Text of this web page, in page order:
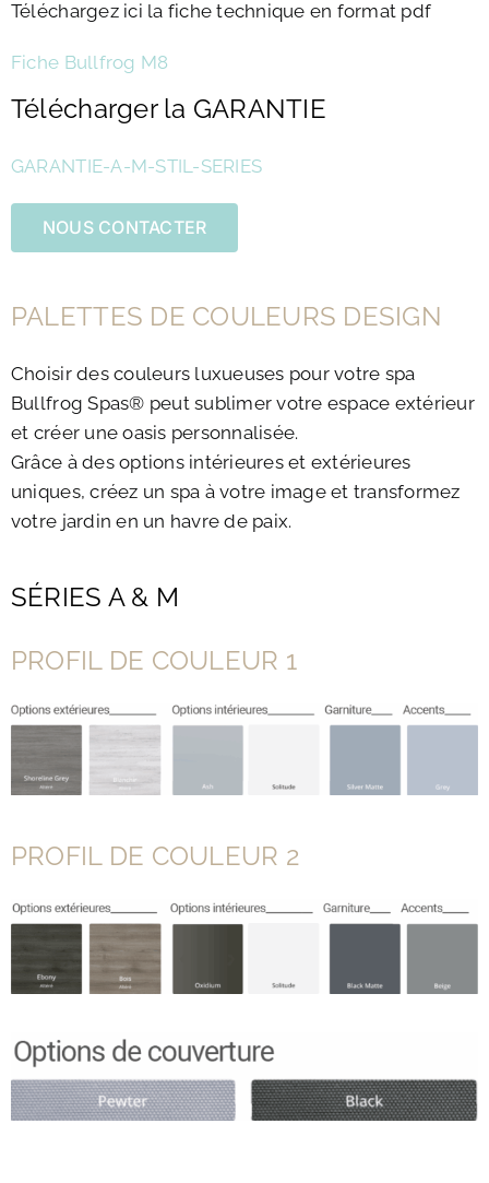
Téléchargez ici la fiche technique en format pdf
Fiche Bullfrog M8
Télécharger la GARANTIE
GARANTIE-A-M-STIL-SERIES
NOUS CONTACTER
PALETTES DE COULEURS DESIGN
Choisir des couleurs luxueuses pour votre spa
Bullfrog Spas® peut sublimer votre espace extérieur
et créer une oasis personnalisée.
Grâce à des options intérieures et extérieures
uniques, créez un spa à votre image et transformez
votre jardin en un havre de paix.
SÉRIES A & M
PROFIL DE COULEUR 1
PROFIL DE COULEUR 2